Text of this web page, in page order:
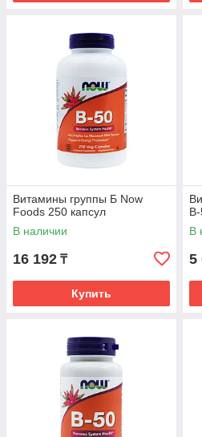
Витамины группы Б Now
Foods 250 капсул
В наличии
16 192 ₸
Купить
В
5